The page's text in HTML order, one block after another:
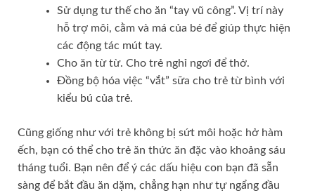
Sử dụng tư thế cho ăn “tay vũ công”. Vị trí này
hỗ trợ môi, cằm và má của bé để giúp thực hiện
các động tác mút tay.
Cho ăn từ từ. Cho trẻ nghỉ ngơi để thở.
Đồng bộ hóa việc “vắt” sữa cho trẻ từ bình với
kiểu bú của trẻ.
Cũng giống như với trẻ không bị sứt môi hoặc hở hàm
ếch, bạn có thể cho trẻ ăn thức ăn đặc vào khoảng sáu
tháng tuổi. Bạn nên để ý các dấu hiệu con bạn đã sẵn
sàng để bắt đầu ăn dặm, chẳng hạn như tự ngẩng đầu